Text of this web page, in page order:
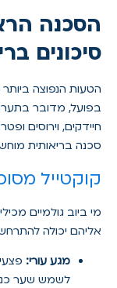
הסכנה
סיכונים
הטעות הנפוצה
בפועל, מדובר
חיידקים, וירוסים
סכנה בריאותית
קוקטייל
מי ביוב גולמיים
אליהם יכולה
מגע עורי:
לשמש שער